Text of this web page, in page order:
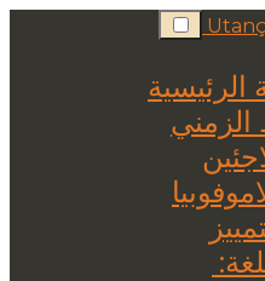
Skip
الرئيسية
الزمني